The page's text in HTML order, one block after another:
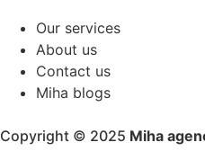
Our services
About us
Contact us
Miha blogs
Copyright © 2025 Miha